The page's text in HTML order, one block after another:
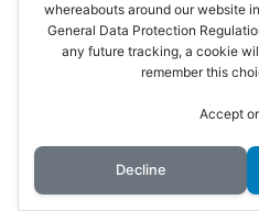
公家(1)
六角承禎
whereabouts around our website
General Data Protection
any future tracking, a cookie
remember this
Accept
Decline